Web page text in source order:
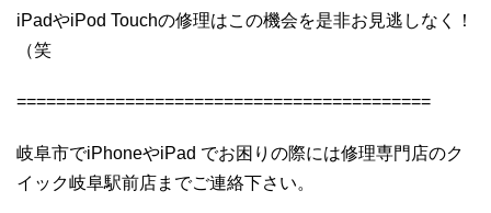
iPadやiPod Touchの修理はこの機会を是非お見逃しなく！
（笑
==========================================
岐阜市でiPhoneやiPad でお困りの際には修理専門店のク
イック岐阜駅前店までご連絡下さい。